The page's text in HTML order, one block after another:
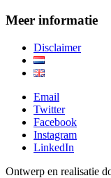
Meer informatie
Disclaimer
Email
Twitter
Facebook
Instagram
LinkedIn
Ontwerp en realisatie